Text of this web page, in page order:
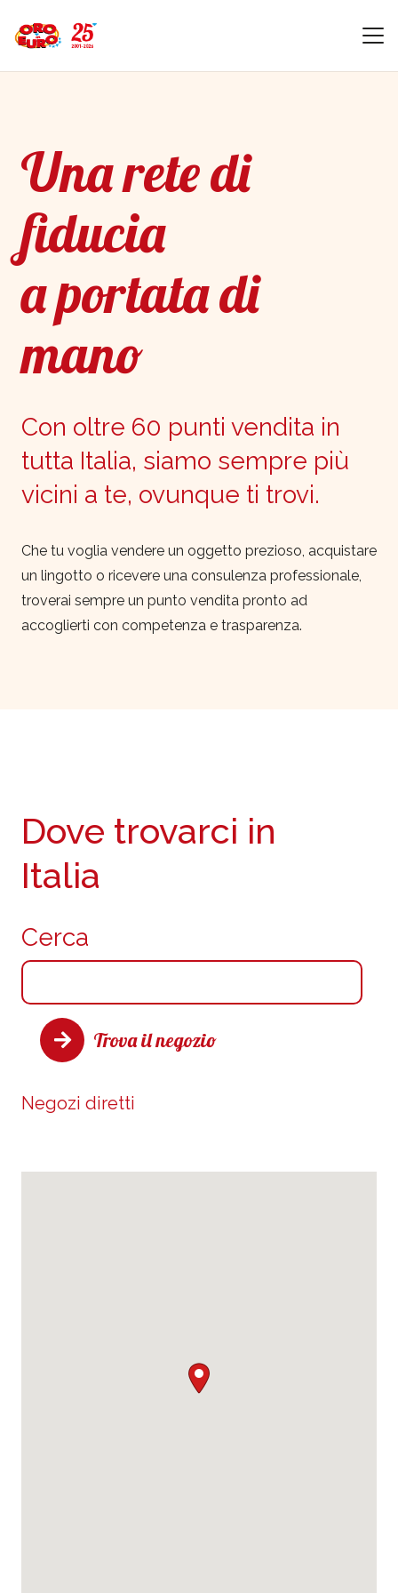
Una rete di
fiducia
a portata di
mano
Con oltre 60 punti vendita in
tutta Italia, siamo sempre più
vicini a te, ovunque ti trovi.
Che tu voglia vendere un oggetto prezioso, acquistare
un lingotto o ricevere una consulenza professionale,
troverai sempre un punto vendita pronto ad
accoglierti con competenza e trasparenza.
Cerca
Trova il negozio
Dove trovarci in
Italia
Negozi diretti